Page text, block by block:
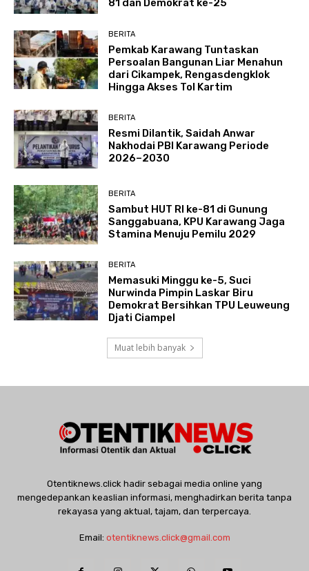
81 dan Demokrat ke-25
BERITA
Pemkab Karawang Tuntaskan
Persoalan Bangunan Liar Menahun
dari Cikampek, Rengasdengklok
Hingga Akses Tol Kartim
BERITA
Resmi Dilantik, Saidah Anwar
Nakhodai PBI Karawang Periode
2026–2030
BERITA
Sambut HUT RI ke-81 di Gunung
Sanggabuana, KPU Karawang Jaga
Stamina Menuju Pemilu 2029
BERITA
Memasuki Minggu ke-5, Suci
Nurwinda Pimpin Laskar Biru
Demokrat Bersihkan TPU Leuweung
Djati Ciampel
Muat lebih banyak
Otentiknews.click hadir sebagai media online yang
mengedepankan keaslian informasi, menghadirkan berita tanpa
rekayasa yang aktual, tajam, dan terpercaya.
Email: otentiknews.click@gmail.com